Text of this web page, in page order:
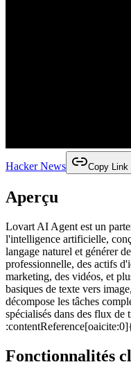
Hacker News Copy Link
Aperçu
Lovart AI Agent est un
l'intelligence artificielle,
langage naturel et générer
professionnelle, des actifs
marketing, des vidéos, et
basiques de texte vers
décompose les tâches
spécialisés dans des flux
Fonctionnalités